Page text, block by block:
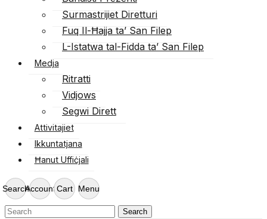
Surmastrijiet Diretturi
Fuq Il-Ħajja ta’ San Filep
L-Istatwa tal-Fidda ta’ San Filep
Medja
Ritratti
Vidjows
Segwi Dirett
Attivitajiet
Ikkuntatjana
Ħanut Uffiċjali
SearchAccount Cart Menu
Search